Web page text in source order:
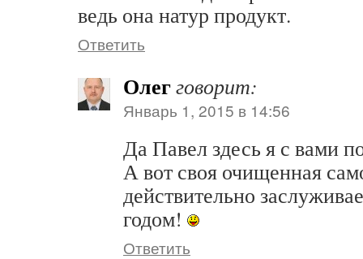
ведь она натур продукт.
Ответить
Олегговорит:
Январь 1, 2015 в 14:56
Да Павел здесь я с вами
А вот своя очищенная
действительно
годом!
Ответить